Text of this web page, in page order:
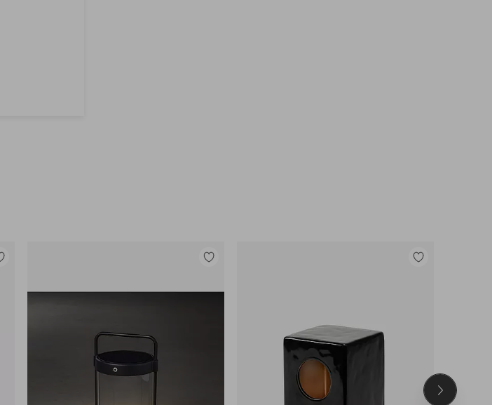
Lisää
Lisää
Seuraava